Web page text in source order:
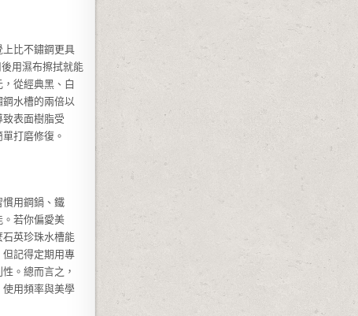
比不鏽鋼更具
用濕布擦拭就能
從經典黑、白
水槽的兩倍以
表面樹脂受
打磨修復。
慣用鋼鍋、鐵
。若你偏愛美
英珍珠水槽能
記得定期用專
。總而言之，
用頻率與美學